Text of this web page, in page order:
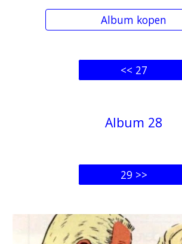
Album kopen
<< 27
Album 28
29 >>